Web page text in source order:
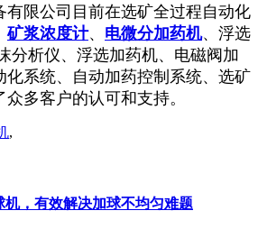
有限公司目前在选矿全过程自动化
矿浆浓度计、 电微分加药机、浮选
分析仪、浮选加药机、电磁阀加
化系统、自动加药控制系统、选矿
多客户的认可和支持。
,
，有效解决加球不均匀难题